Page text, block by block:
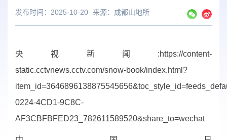
发布时间：2025-10-20 来源： 成都山地所
央视新闻:https://content-
static.cctvnews.cctv.com/snow-book/index.html?
0224-4CD1-9C8C-
AF3CBFBFED23_782611589520&share_to=wechat